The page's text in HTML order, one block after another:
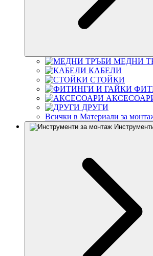
МЕДНИ
КАБЕЛИ
СТОЙКИ
ДРУГИ
Всички в Материали за